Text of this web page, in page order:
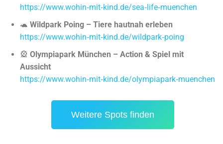
https://www.wohin‑mit‑kind.de/sea‑life‑muenchen
🐢 Wildpark Poing – Tiere hautnah erleben
https://www.wohin‑mit‑kind.de/wildpark‑poing
🎡 Olympiapark München – Action & Spiel mit
Aussicht
https://www.wohin‑mit‑kind.de/olympiapark‑muenchen
Weitere Spots finden